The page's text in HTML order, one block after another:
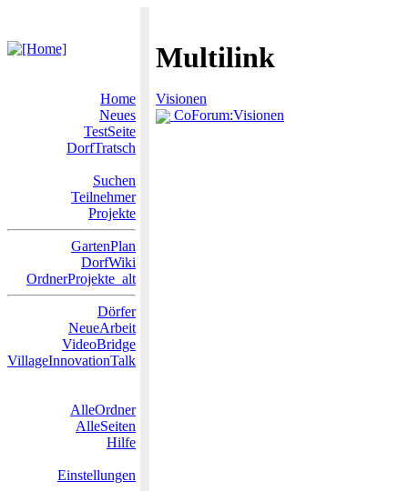
Multilink
Home
Neues
TestSeite
DorfTratsch
Suchen
Teilnehmer
Projekte
GartenPlan
DorfWiki
OrdnerProjekte_alt
Dörfer
NeueArbeit
VideoBridge
VillageInnovationTalk
AlleOrdner
AlleSeiten
Hilfe
Einstellungen
Visionen
CoForum:Visionen